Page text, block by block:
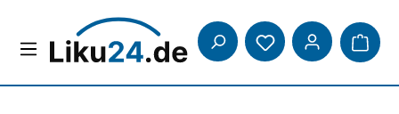
Zum Hauptinhalt springen